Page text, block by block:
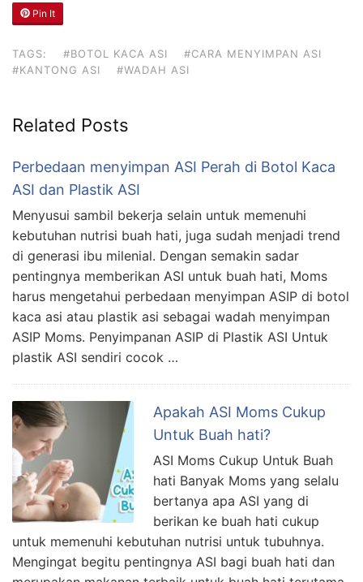
Pin It
TAGS: #BOTOL KACA ASI
#CARA MENYIMPAN ASI
#KANTONG ASI
#WADAH ASI
Related Posts
Perbedaan menyimpan ASI Perah di Botol Kaca
ASI dan Plastik ASI
Menyusui sambil bekerja selain untuk memenuhi
kebutuhan nutrisi buah hati, juga sudah menjadi trend
di generasi ibu milenial. Dengan semakin sadar
pentingnya memberikan ASI untuk buah hati, Moms
harus mengetahui perbedaan menyimpan ASIP di botol
kaca asi atau plastik asi sebagai wadah menyimpan
ASIP Moms. Penyimpanan ASIP di Plastik ASI Untuk
plastik ASI sendiri cocok …
Apakah ASI Moms Cukup
Untuk Buah hati?
ASI Moms Cukup Untuk Buah
hati Banyak Moms yang selalu
bertanya apa ASI yang di
berikan ke buah hati cukup
untuk memenuhi kebutuhan nutrisi untuk tubuhnya.
Mengingat begitu pentingnya ASI bagi buah hati dan